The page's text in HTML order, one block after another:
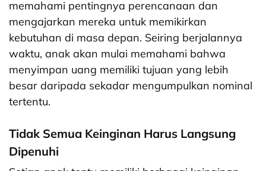
memahami pentingnya perencanaan dan
mengajarkan mereka untuk memikirkan
kebutuhan di masa depan. Seiring berjalannya
waktu, anak akan mulai memahami bahwa
menyimpan uang memiliki tujuan yang lebih
besar daripada sekadar mengumpulkan nominal
tertentu.
Tidak Semua Keinginan Harus Langsung
Dipenuhi